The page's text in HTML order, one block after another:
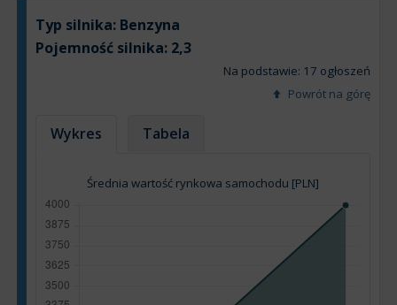
Typ silnika: Benzyna
Pojemność silnika: 2,3
Na podstawie: 17 ogłoszeń
Powrót na górę
Wykres Tabela
Średnia wartość rynkowa samochodu [PLN]